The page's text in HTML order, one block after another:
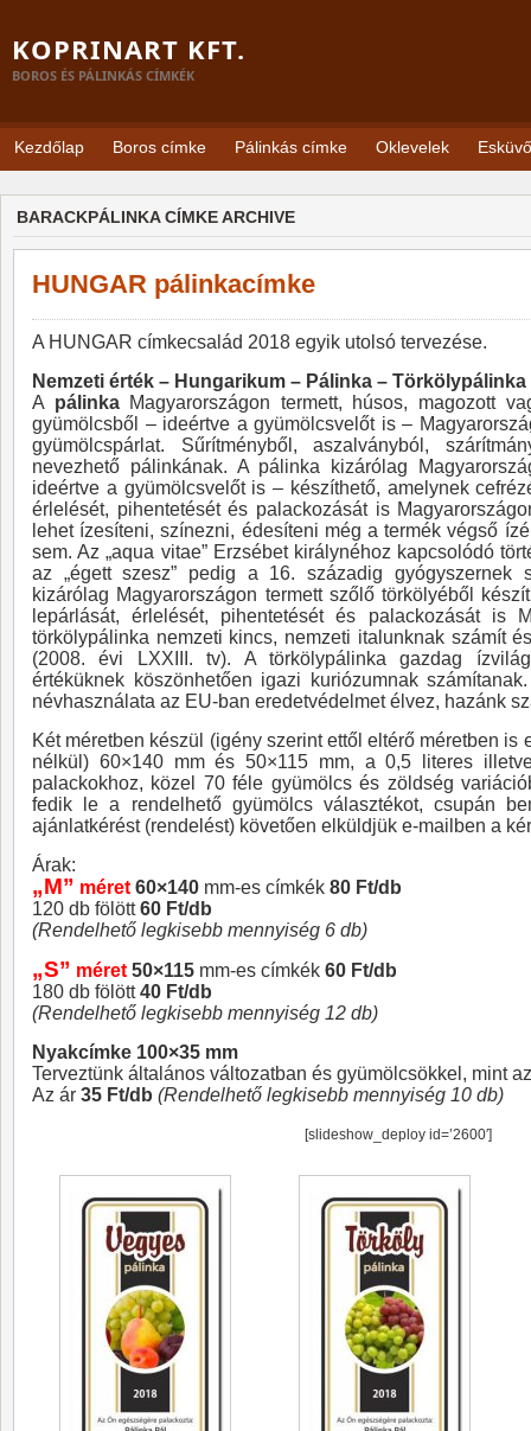
KOPRINART KFT.
BOROS ÉS PÁLINKÁS CÍMKÉK
Kezdőlap Boros címke Pálinkás címke Oklevelek Esküvő
BARACKPÁLINKA CÍMKE ARCHIVE
HUNGAR pálinkacímke
A HUNGAR címkecsalád 2018 egyik utolsó tervezése.
Nemzeti érték – Hungarikum – Pálinka – Törkölypálinka
A pálinkaMagyarországon termett, húsos, magozott
gyümölcsből – ideértve a gyümölcsvelőt is –
gyümölcspárlat. Sűrítményből, aszalványból,
nevezhető pálinkának. A pálinka kizárólag
ideértve a gyümölcsvelőt is – készíthető, amelynek
érlelését, pihentetését és palackozását is
lehet ízesíteni, színezni, édesíteni még a termék végső
sem. Az „aqua vitae” Erzsébet királynéhoz kapcsolódó
az „égett szesz” pedig a 16. századig gyógyszernek
kizárólag Magyarországon termett szőlő törkölyéből
lepárlását, érlelését, pihentetését és palackozását is
törkölypálinka nemzeti kincs, nemzeti italunknak számít
(2008. évi LXXIII. tv). A törkölypálinka gazdag
értéküknek köszönhetően igazi kuriózumnak
névhasználata az EU-ban eredetvédelmet élvez, hazánk
Két méretben készül (igény szerint ettől eltérő méretben is
nélkül) 60×140 mm és 50×115 mm, a 0,5 literes
palackokhoz, közel 70 féle gyümölcs és zöldség
fedik le a rendelhető gyümölcs választékot, csupán
ajánlatkérést (rendelést) követően elküldjük e-mailben a
Árak:
„M” méret 60×140 mm-es címkék 80 Ft/db
120 db fölött60 Ft/db
(Rendelhető legkisebb mennyiség 6 db)
„S” méret 50×115 mm-es címkék 60 Ft/db
180 db fölött40 Ft/db
(Rendelhető legkisebb mennyiség 12 db)
Nyakcímke 100×35 mm
Terveztünk általános változatban és gyümölcsökkel, mint
Az ár 35 Ft/db (Rendelhető legkisebb mennyiség 10 db)
[slideshow_deploy id=’2600′]